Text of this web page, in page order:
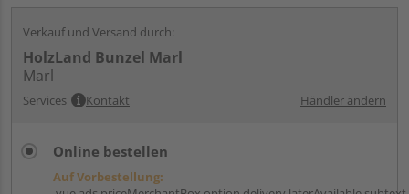
Verkauf und Versand durch:
HolzLand Bunzel Marl
Marl
Services Kontakt Händler ändern
Online bestellen
Auf Vorbestellung: